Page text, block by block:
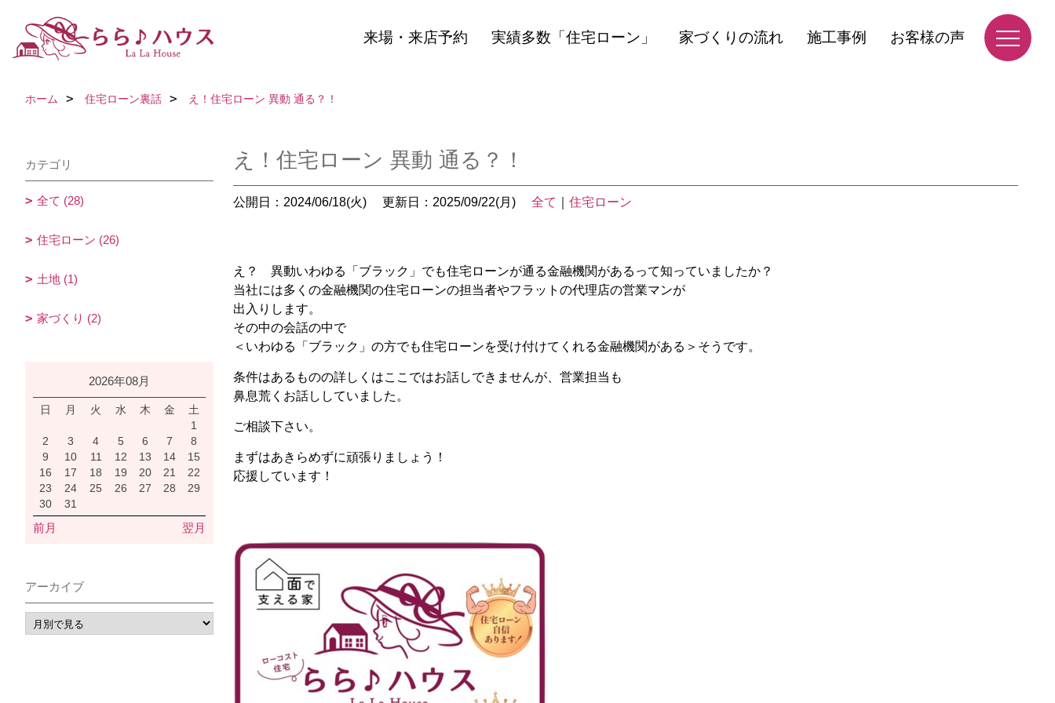
来場・来店予約 実績多数「住宅ローン」 家づくりの流れ 施工事例 お客様の声
ホーム 住宅ローン裏話 え！住宅ローン 異動 通る？！
え！住宅ローン 異動 通る？！
公開日：2024/06/18(火) 更新日：2025/09/22(月) 全て 住宅ローン
え？ 異動いわゆる「ブラック」でも住宅ローンが通る金融機関があるって知っていましたか？
当社には多くの金融機関の住宅ローンの担当者やフラットの代理店の営業マンが
出入りします。
その中の会話の中で
＜いわゆる「ブラック」の方でも住宅ローンを受け付けてくれる金融機関がある＞そうです。
条件はあるものの詳しくはここではお話しできませんが、営業担当も
鼻息荒くお話ししていました。
ご相談下さい。
まずはあきらめずに頑張りましょう！
応援しています！
カテゴリ
全て (28)
住宅ローン (26)
土地 (1)
家づくり (2)
2026年08月
日 月 火 水 木 金
土
1
2
3 4 5 6 7
8
9
10 11 12 13 14
15
16
17 18 19 20 21
22
23
24 25 26 27 28
29
30
31
前月 翌月
アーカイブ